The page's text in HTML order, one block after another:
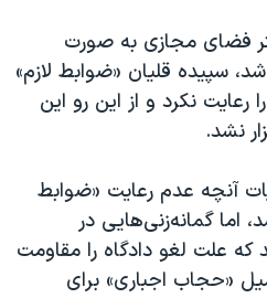
فضای مجازی به صورت
شد، سپیده قلیان «ضوابط لازم»
رعایت نکرد و از این رو این
نشد.
آنچه عدم رعایت «ضوابط
اما گمانه‌زنی‌هایی در
علت لغو دادگاه را مقاومت
«حجاب اجباری» برای